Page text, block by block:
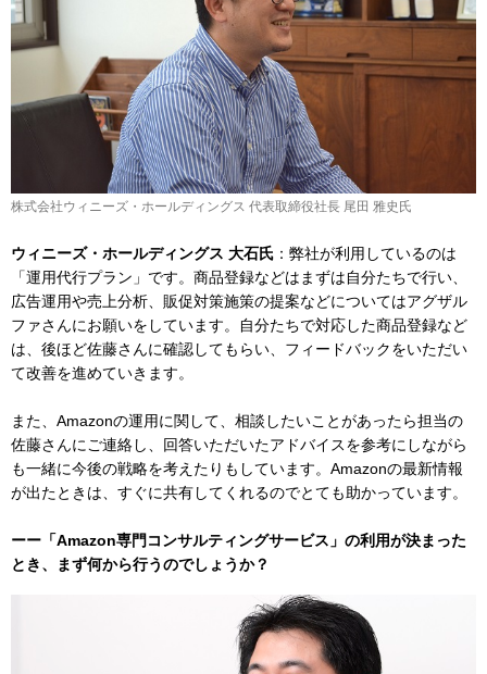
株式会社ウィニーズ・ホールディングス 代表取締役社長 尾田 雅史氏
ウィニーズ・ホールディングス 大石氏 ：弊社が利用しているのは
「運用代行プラン」です。商品登録などはまずは自分たちで行い、
広告運用や売上分析、販促対策施策の提案などについてはアグザル
ファさんにお願いをしています。自分たちで対応した商品登録など
は、後ほど佐藤さんに確認してもらい、フィードバックをいただい
て改善を進めていきます。
また、Amazonの運用に関して、相談したいことがあったら担当の
佐藤さんにご連絡し、回答いただいたアドバイスを参考にしながら
も一緒に今後の戦略を考えたりもしています。Amazonの最新情報
が出たときは、すぐに共有してくれるのでとても助かっています。
ーー「Amazon専門コンサルティングサービス」の利用が決まった
とき、まず何から行うのでしょうか？